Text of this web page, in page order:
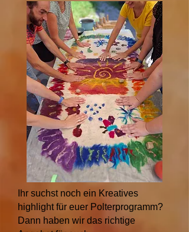
Ihr suchst noch ein Kreatives
highlight für euer Polterprogramm?
Dann haben wir das richtige